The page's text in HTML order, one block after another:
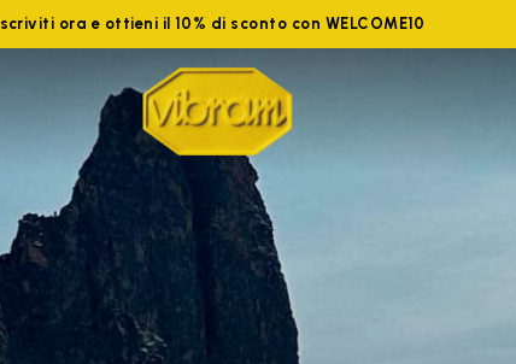
Iscriviti ora e ottieni il 10% di sconto con WELCOME10